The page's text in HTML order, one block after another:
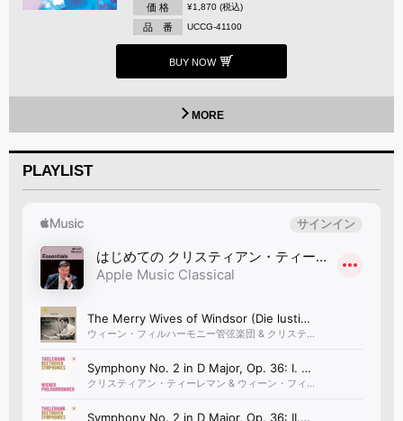
価 格 ¥1,870 (税込)
品 番 UCCG-41100
BUY NOW
MORE
PLAYLIST